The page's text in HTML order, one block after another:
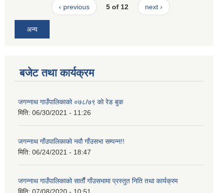
‹ previous 5 of 12 next ›
अन्य
बजेट तथा कार्यक्रम
जगन्नाथ गाउँपालिकाको ०७८/७९ काे रेड बुक
मिति: 06/30/2021 - 11:26
जगन्नाथ गाँउपालिकाकाे नवाै गाँउसभा सम्पन्न!!
मिति: 06/24/2021 - 18:47
जगन्नाथ गाउँपालिकाको साताैँ गाँउसभामा प्रस्तुत निति तथा कार्यक्रम